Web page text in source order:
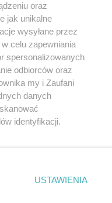
korzystania z portali
sięz nami
oraz
jak unikalne
wysyłane przez
celu zapewniania
spersonalizowanych
odbiorców oraz
my i Zaufani
danych
identyfikacji.
prywatności
strony
USTAWIENIA